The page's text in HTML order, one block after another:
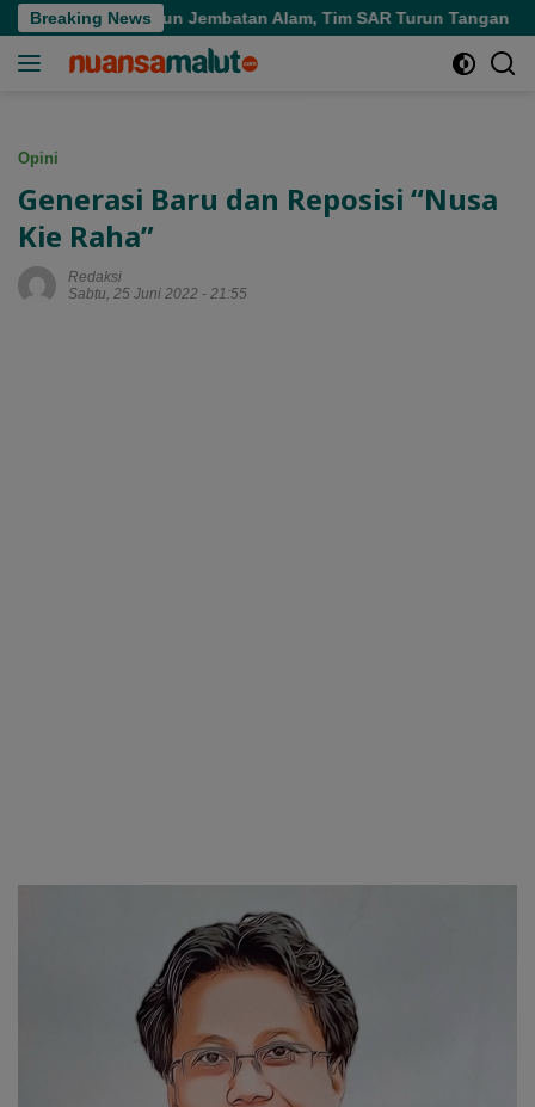
Langsung
ke
Breaking News
Air Terjun Jembatan Alam, Tim SAR Turun Tangan
Opini
Generasi Baru dan Reposisi “Nusa
Kie Raha”
Redaksi
Sabtu, 25 Juni 2022 - 21:55